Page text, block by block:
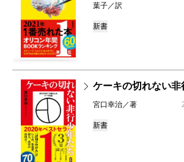
葉子／訳
新書
ケーキの切れない非
宮口幸治／著
新書